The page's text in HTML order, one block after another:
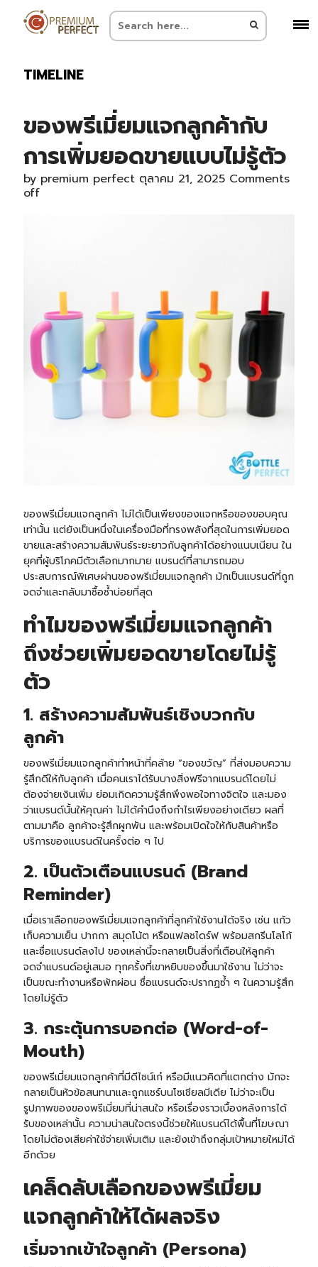
TIMELINE
ของพรีเมี่ยมแจกลูกค้ากับ
การเพิ่มยอดขายแบบไม่รู้ตัว
by premium perfect ตุลาคม 21, 2025 Comments
off
ของพรีเมี่ยมแจกลูกค้า ไม่ได้เป็นเพียงของแจกหรือของขอบคุณ
เท่านั้น แต่ยังเป็นหนึ่งในเครื่องมือที่ทรงพลังที่สุดในการเพิ่มยอด
ขายและสร้างความสัมพันธ์ระยะยาวกับลูกค้าได้อย่างแนบเนียน ใน
ยุคที่ผู้บริโภคมีตัวเลือกมากมาย แบรนด์ที่สามารถมอบ
ประสบการณ์พิเศษผ่านของพรีเมี่ยมแจกลูกค้า มักเป็นแบรนด์ที่ถูก
จดจำและกลับมาซื้อซ้ำบ่อยที่สุด
ทำไมของพรีเมี่ยมแจกลูกค้า
ถึงช่วยเพิ่มยอดขายโดยไม่รู้
ตัว
1. สร้างความสัมพันธ์เชิงบวกกับ
ลูกค้า
ของพรีเมี่ยมแจกลูกค้าทำหน้าที่คล้าย “ของขวัญ” ที่ส่งมอบความ
รู้สึกดีให้กับลูกค้า เมื่อคนเราได้รับบางสิ่งฟรีจากแบรนด์โดยไม่
ต้องจ่ายเงินเพิ่ม ย่อมเกิดความรู้สึกพึงพอใจทางจิตใจ และมอง
ว่าแบรนด์นั้นให้คุณค่า ไม่ได้คำนึงถึงกำไรเพียงอย่างเดียว ผลที่
ตามมาคือ ลูกค้าจะรู้สึกผูกพัน และพร้อมเปิดใจให้กับสินค้าหรือ
บริการของแบรนด์ในครั้งต่อ ๆ ไป
2. เป็นตัวเตือนแบรนด์ (Brand
Reminder)
เมื่อเราเลือกของพรีเมี่ยมแจกลูกค้าที่ลูกค้าใช้งานได้จริง เช่น แก้ว
เก็บความเย็นปากกา สมุดโน้ต หรือแฟลชไดร์ฟพร้อมสกรีนโลโก้
และชื่อแบรนด์ลงไป ของเหล่านี้จะกลายเป็นสิ่งที่เตือนให้ลูกค้า
จดจำแบรนด์อยู่เสมอ ทุกครั้งที่เขาหยิบของขึ้นมาใช้งาน ไม่ว่าจะ
เป็นขณะทำงานหรือพักผ่อน ชื่อแบรนด์จะปรากฏซ้ำ ๆ ในความรู้สึก
โดยไม่รู้ตัว
3. กระตุ้นการบอกต่อ (Word-of-
Mouth)
ของพรีเมี่ยมแจกลูกค้าที่มีดีไซน์เก๋ หรือมีแนวคิดที่แตกต่าง มักจะ
กลายเป็นหัวข้อสนทนาและถูกแชร์บนโซเชียลมีเดีย ไม่ว่าจะเป็น
รูปภาพของของพรีเมี่ยมที่น่าสนใจ หรือเรื่องราวเบื้องหลังการได้
รับของเหล่านั้น ความน่าสนใจตรงนี้ช่วยให้แบรนด์ได้พื้นที่โฆษณา
โดยไม่ต้องเสียค่าใช้จ่ายเพิ่มเติม และยังเข้าถึงกลุ่มเป้าหมายใหม่ได้
อีกด้วย
เคล็ดลับเลือกของพรีเมี่ยม
แจกลูกค้าให้ได้ผลจริง
เริ่มจากเข้าใจลูกค้า (Persona)